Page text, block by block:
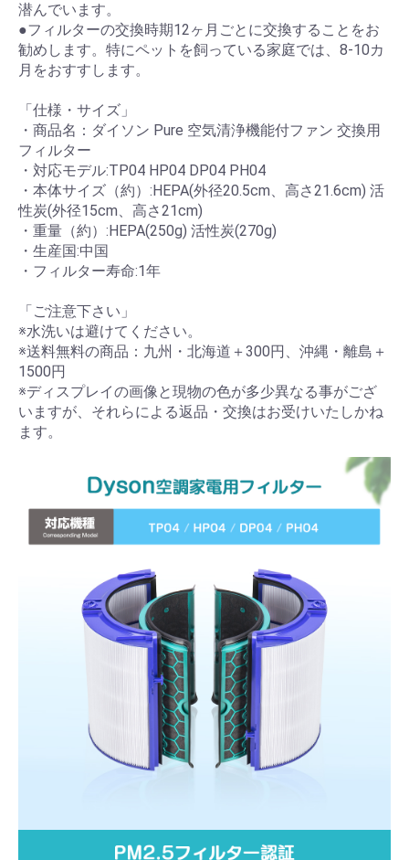
潜んでいます。
●フィルターの交換時期12ヶ月ごとに交換することをお
勧めします。特にペットを飼っている家庭では、8-10カ
月をおすすします。
「仕様・サイズ」
・商品名：ダイソン Pure 空気清浄機能付ファン 交換用
フィルター
・対応モデル:TP04 HP04 DP04 PH04
・本体サイズ（約）:HEPA(外径20.5cm、高さ21.6cm) 活
性炭(外径15cm、高さ21cm)
・重量（約）:HEPA(250g) 活性炭(270g)
・生産国:中国
・フィルター寿命:1年
「ご注意下さい」
※水洗いは避けてください。
※送料無料の商品：九州・北海道＋300円、沖縄・離島＋
1500円
※ディスプレイの画像と現物の色が多少異なる事がござ
いますが、それらによる返品・交換はお受けいたしかね
ます。